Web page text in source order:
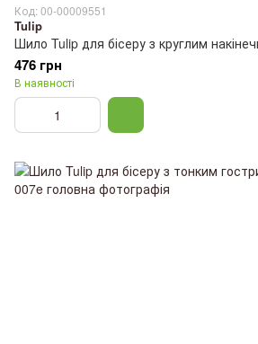
Код: 00-00009551
Tulip
Шило Tulip для бісеру з круглим
476 грн
В наявності